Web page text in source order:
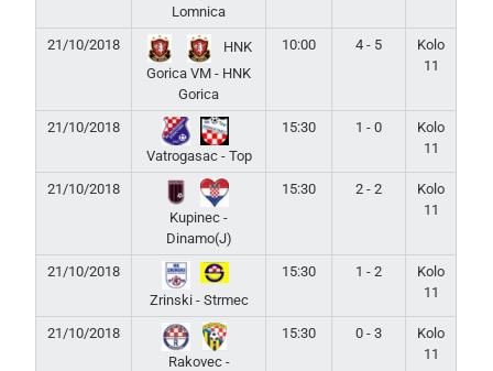
Lomnica
21/10/2018
HNK
Gorica VM - HNK
Gorica
10:00 4 - 5
Kolo
11
21/10/2018
Vatrogasac - Top
15:30 1 - 0
Kolo
11
21/10/2018
Kupinec -
Dinamo(J)
15:30 2 - 2
Kolo
11
21/10/2018
Zrinski - Strmec
15:30 1 - 2
Kolo
11
21/10/2018
Rakovec -
15:30 0 - 3
Kolo
11